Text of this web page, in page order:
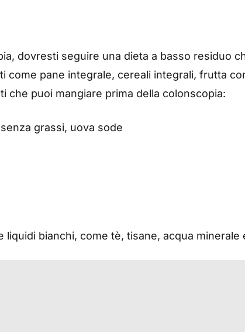
dovresti seguire una dieta a basso residuo
pane integrale, cereali integrali, frutta
che puoi mangiare prima della colonscopia:
grassi, uova sode
bianchi, come tè, tisane, acqua minerale